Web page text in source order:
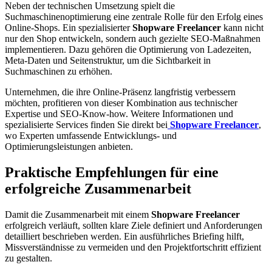
Neben der technischen Umsetzung spielt die
Suchmaschinenoptimierung eine zentrale Rolle für den Erfolg eines
Online-Shops. Ein spezialisierterShopware Freelancer kann nicht
nur den Shop entwickeln, sondern auch gezielte SEO-Maßnahmen
implementieren. Dazu gehören die Optimierung von Ladezeiten,
Meta-Daten und Seitenstruktur, um die Sichtbarkeit in
Suchmaschinen zu erhöhen.
Unternehmen, die ihre Online-Präsenz langfristig verbessern
möchten, profitieren von dieser Kombination aus technischer
Expertise und SEO-Know-how. Weitere Informationen und
spezialisierte Services finden Sie direkt bei Shopware Freelancer,
wo Experten umfassende Entwicklungs- und
Optimierungsleistungen anbieten.
Praktische Empfehlungen für eine
erfolgreiche Zusammenarbeit
Damit die Zusammenarbeit mit einem Shopware Freelancer
erfolgreich verläuft, sollten klare Ziele definiert und Anforderungen
detailliert beschrieben werden. Ein ausführliches Briefing hilft,
Missverständnisse zu vermeiden und den Projektfortschritt effizient
zu gestalten.